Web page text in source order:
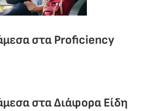
στα Proficiency
στα Διάφορα Είδη